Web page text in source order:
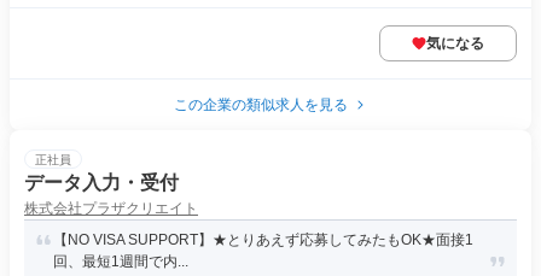
気になる
この企業の類似求人を見る
正社員
データ入力・受付
株式会社プラザクリエイト
【NO VISA SUPPORT】★とりあえず応募してみたもOK★面接1
回、最短1週間で内...